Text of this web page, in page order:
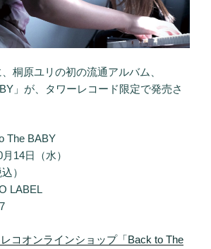
桐原ユリの初の流通アルバム、
」が、タワーレコード限定で発売さ
The BABY
14日（水）
）
LABEL
コオンラインショップ「Back to The